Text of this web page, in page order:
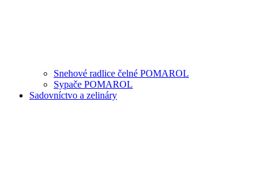
Snehové radlice čelné POMAROL
Sypače POMAROL
Sadovníctvo a zelináry